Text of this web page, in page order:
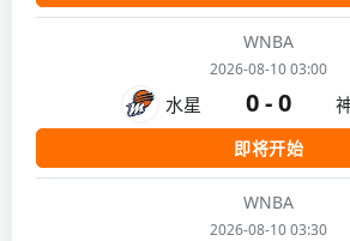
WNBA
2026-08-10 03:00
水星 0 - 0
即将开始
WNBA
2026-08-10 03:30